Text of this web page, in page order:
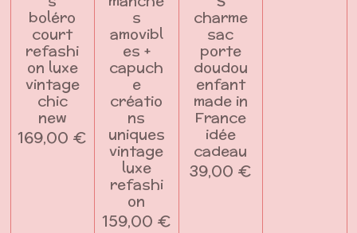
boléro
court
refashi
on luxe
vintage
chic
new
169,00 €
s
amovibl
es +
capuch
e
créatio
ns
uniques
vintage
luxe
refashi
on
159,00 €
charme
sac
porte
doudou
enfant
made in
France
idée
cadeau
39,00 €